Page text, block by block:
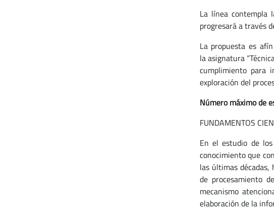
La línea contempla
progresará a través
La propuesta es
la asignatura
cumplimiento para
exploración del
Número máximo de
FUNDAMENTOS
En el estudio de
conocimiento que
las últimas
de procesamiento
mecanismo
elaboración de la